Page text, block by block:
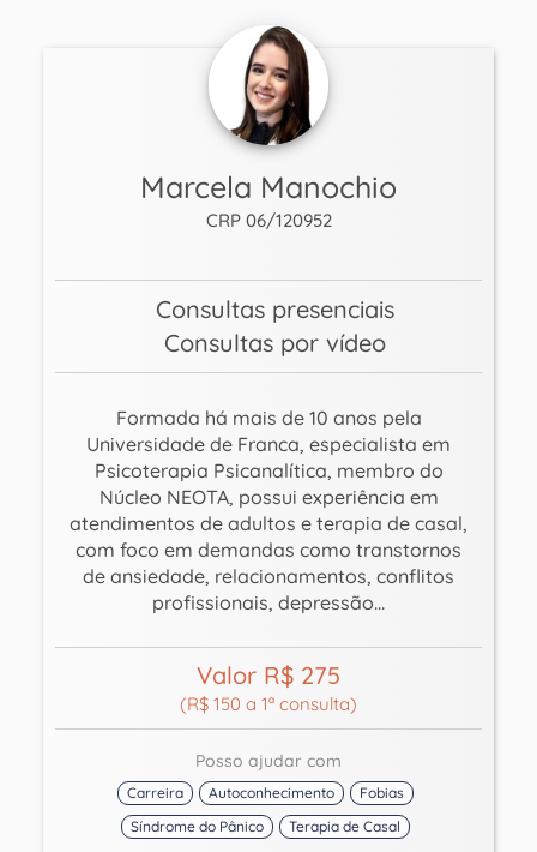
Marcela Manochio
CRP 06/120952
Consultas presenciais
Consultas por vídeo
Formada há mais de 10 anos pela
Universidade de Franca, especialista em
Psicoterapia Psicanalítica, membro do
Núcleo NEOTA, possui experiência em
atendimentos de adultos e terapia de casal,
com foco em demandas como transtornos
de ansiedade, relacionamentos, conflitos
profissionais, depressão...
Valor R$ 275
(R$ 150 a 1ª consulta)
Posso ajudar com
Carreira Autoconhecimento
Fobias
Síndrome do Pânico
Terapia de Casal